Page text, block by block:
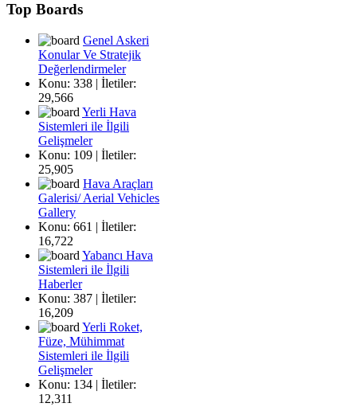
Top Boards
Genel Askeri
Konular Ve Stratejik
Değerlendirmeler
Konu: 338 | İletiler:
29,566
Yerli Hava
Sistemleri ile İlgili
Gelişmeler
Konu: 109 | İletiler:
25,905
Hava Araçları
Galerisi/ Aerial Vehicles
Gallery
Konu: 661 | İletiler:
16,722
Yabancı Hava
Sistemleri ile İlgili
Haberler
Konu: 387 | İletiler:
16,209
Yerli Roket,
Füze, Mühimmat
Sistemleri ile İlgili
Gelişmeler
Konu: 134 | İletiler:
12,311